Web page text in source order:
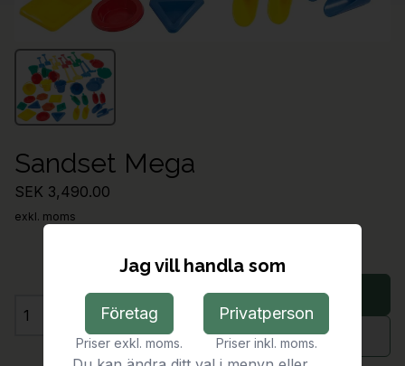
Sandset Mega
SEK 3,490.00
exkl. moms
Antal
Lägg i varukorg
Begär offert
Jag vill handla som
Företag
Priser exkl. moms.
Privatperson
Priser inkl. moms.